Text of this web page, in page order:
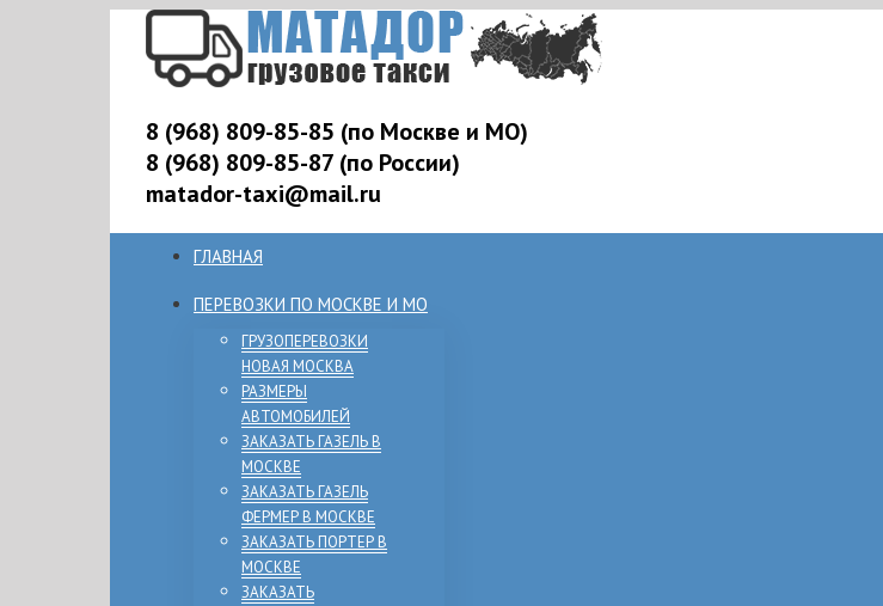
8 (968) 809-85-85 (по Москве и МО)
8 (968) 809-85-87 (по России)
matador-taxi@mail.ru
ГЛАВНАЯ
ПЕРЕВОЗКИ ПО МОСКВЕ И МО
ГРУЗОПЕРЕВОЗКИ
НОВАЯ МОСКВА
РАЗМЕРЫ
АВТОМОБИЛЕЙ
ЗАКАЗАТЬ ГАЗЕЛЬ В
МОСКВЕ
ЗАКАЗАТЬ ГАЗЕЛЬ
ФЕРМЕР В МОСКВЕ
ЗАКАЗАТЬ ПОРТЕР В
МОСКВЕ
ЗАКАЗАТЬ